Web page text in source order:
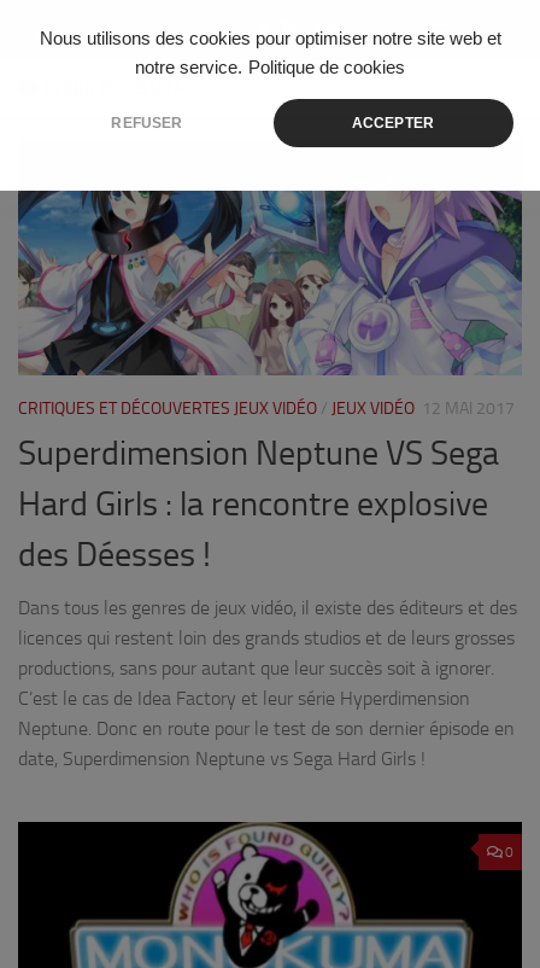
Nous utilisons des cookies pour optimiser notre site web et
notre service. Politique de cookies
REFUSER ACCEPTER
Skip to content
CRITIQUES ET DÉCOUVERTES JEUX VIDÉO / JEUX VIDÉO 12 MAI 2017
Superdimension Neptune VS Sega
Hard Girls : la rencontre explosive
des Déesses !
Dans tous les genres de jeux vidéo, il existe des éditeurs et des
licences qui restent loin des grands studios et de leurs grosses
productions, sans pour autant que leur succès soit à ignorer.
C’est le cas de Idea Factory et leur série Hyperdimension
Neptune. Donc en route pour le test de son dernier épisode en
date, Superdimension Neptune vs Sega Hard Girls !
0